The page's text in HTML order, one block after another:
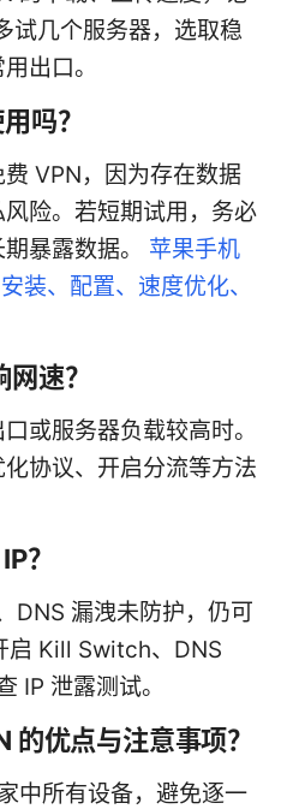
试几个服务器，选取稳
出口。
吗？
VPN，因为存在数据
风险。若短期试用，务必
暴露数据。 苹果手机
装、配置、速度优化、
速？
或服务器负载较高时。
协议、开启分流等方法
？
DNS 漏洩未防护，仍可
启 Kill Switch、DNS
IP 泄露测试。
的优点与注意事项？
中所有设备，避免逐一